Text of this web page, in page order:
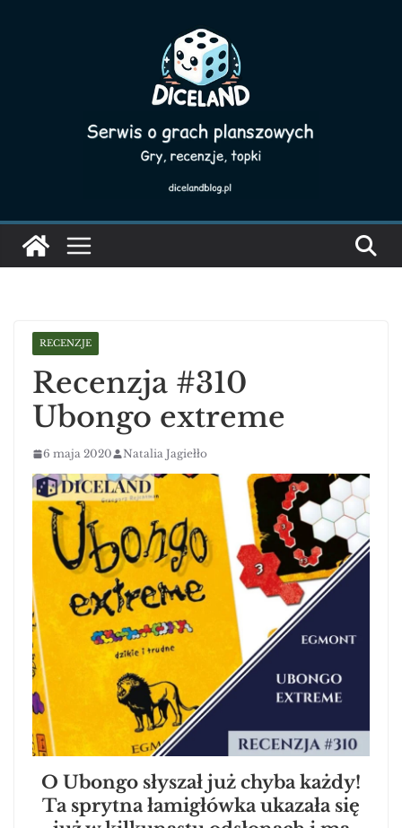
RECENZJE
Recenzja #310
Ubongo extreme
6 maja 2020 Natalia Jagiełło
O Ubongo słyszał już chyba każdy!
Ta sprytna łamigłówka ukazała się